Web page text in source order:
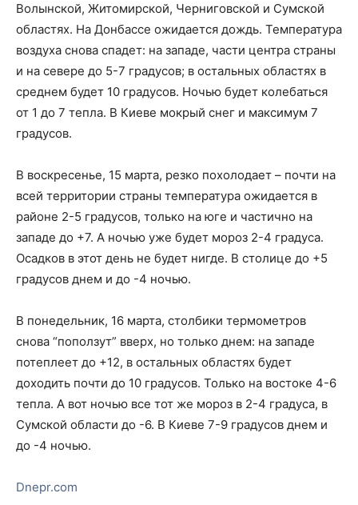
Волынской, Житомирской, Черниговской и Сумской
областях. На Донбассе ожидается дождь. Температура
воздуха снова спадет: на западе, части центра страны
и на севере до 5-7 градусов; в остальных областях в
среднем будет 10 градусов. Ночью будет колебаться
от 1 до 7 тепла. В Киеве мокрый снег и максимум 7
градусов.
В воскресенье, 15 марта, резко похолодает – почти на
всей территории страны температура ожидается в
районе 2-5 градусов, только на юге и частично на
западе до +7. А ночью уже будет мороз 2-4 градуса.
Осадков в этот день не будет нигде. В столице до +5
градусов днем и до -4 ночью.
В понедельник, 16 марта, столбики термометров
снова “поползут” вверх, но только днем: на западе
потеплеет до +12, в остальных областях будет
доходить почти до 10 градусов. Только на востоке 4-6
тепла. А вот ночью все тот же мороз в 2-4 градуса, в
Сумской области до -6. В Киеве 7-9 градусов днем и
до -4 ночью.
Dnepr.com